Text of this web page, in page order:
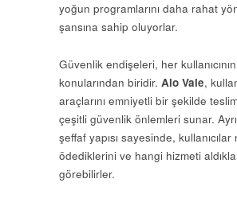
yoğun programlarını daha rahat
şansına sahip oluyorlar.
Güvenlik endişeleri, her
konularından biridir. Alo Vale,
araçlarını emniyetli bir şekilde
çeşitli güvenlik önlemleri sunar.
şeffaf yapısı sayesinde,
ödediklerini ve hangi hizmeti
görebilirler.